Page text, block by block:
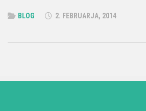
BLOG 2. FEBRUARJA, 2014